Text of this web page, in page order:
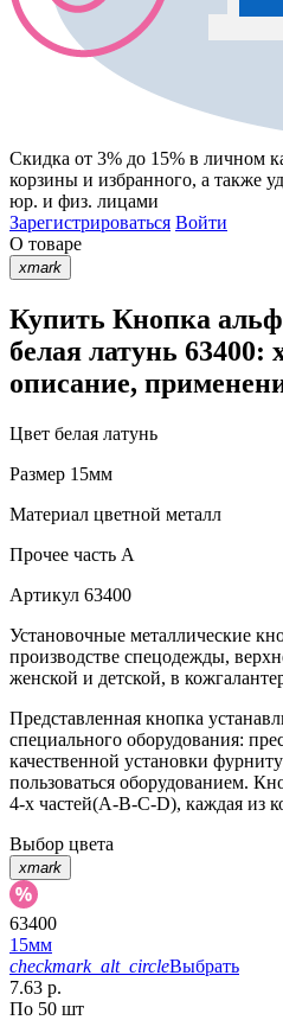
Скидка от 3% до 15% в личном
корзины и избранного, а также
юр. и физ. лицами
Зарегистрироваться Войти
О товаре
xmark
Купить Кнопка
белая латунь 63400:
описание,
Цвет белая латунь
Размер 15мм
Материал цветной металл
Прочее часть A
Артикул 63400
Установочные металлические
производстве спецодежды,
женской и детской, в
Представленная кнопка
специального оборудования:
качественной установки
пользоваться оборудованием.
4-х частей(А-В-С-D), каждая из
Выбор цвета
xmark
63400
15мм
checkmark_alt_circleВыбрать
7.63 р.
По 50 шт